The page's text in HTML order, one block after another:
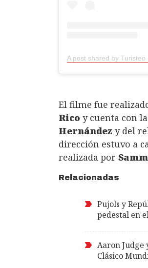
El filme fue
Rico y cuenta con
Hernández y del
dirección estuvo a
realizada por
Relacionadas
Pujols y
pedestal en
Aaron Judge
Clásico